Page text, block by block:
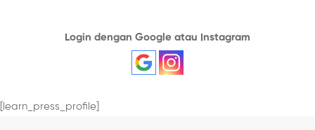
Login dengan Google atau Instagram
[learn_press_profile]